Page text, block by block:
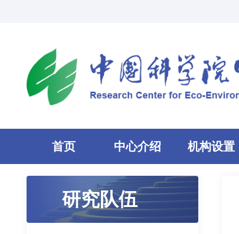
首页 中心介绍 机构设置
研究队伍